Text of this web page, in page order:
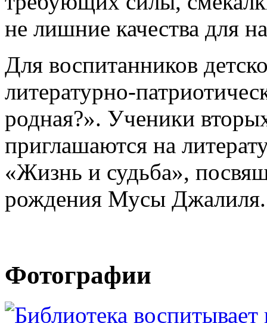
не лишние качества для
Для воспитанников
литературно-
родная?». Ученики
приглашаются на
«Жизнь и судьба»,
рождения Мусы Джалиля.
Фотографии